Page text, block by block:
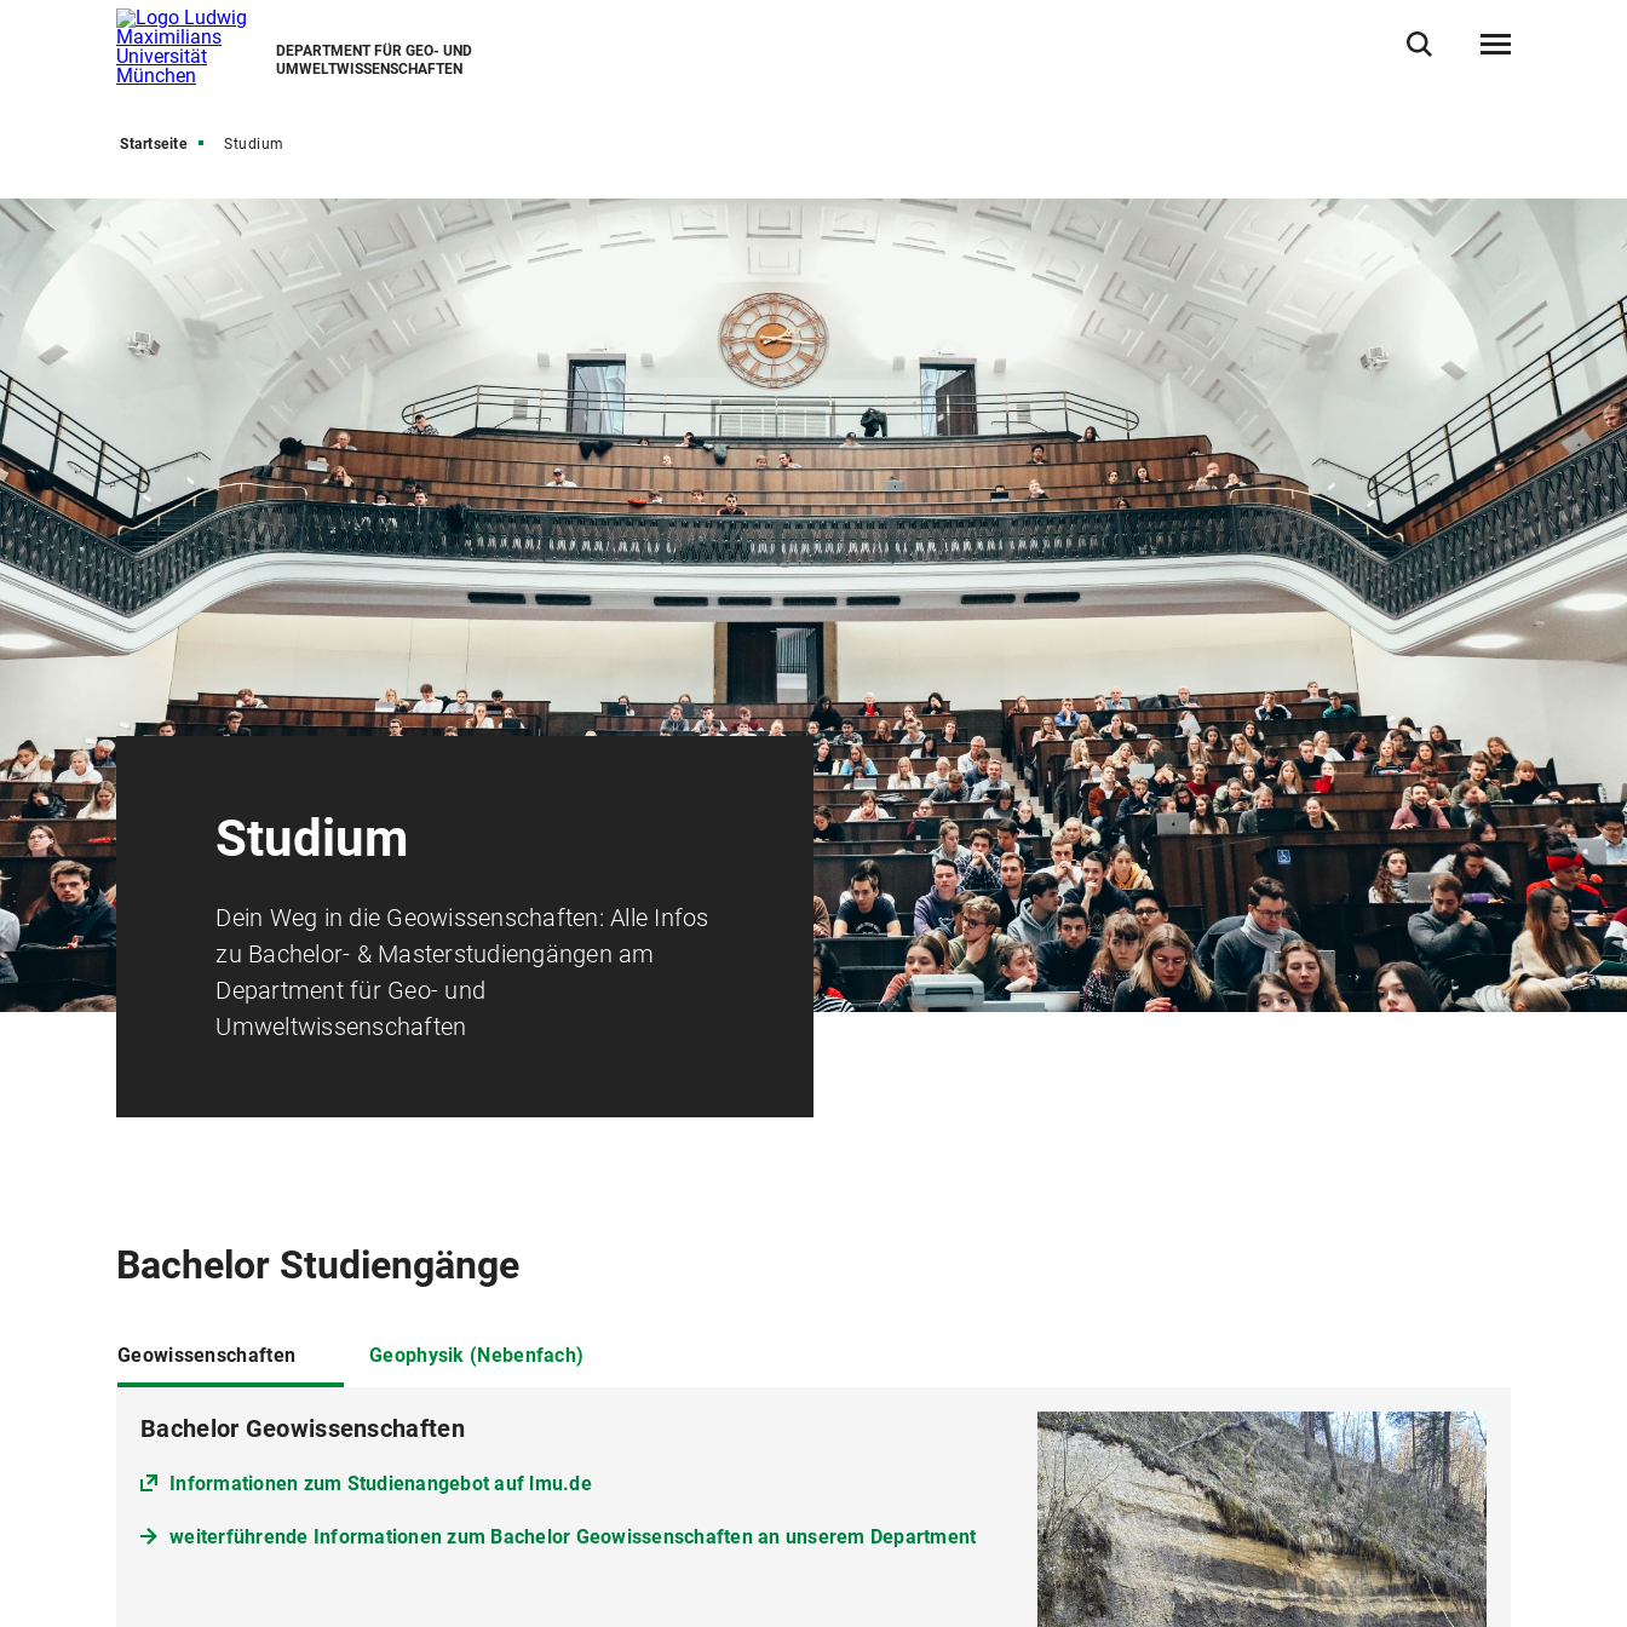
DEPARTMENT FÜR GEO- UND
UMWELTWISSENSCHAFTEN
Startseite Studium
Studium
Dein Weg in die Geowissenschaften: Alle Infos
zu Bachelor- & Masterstudiengängen am
Department für Geo- und
Umweltwissenschaften
Bachelor Studiengänge
Geowissenschaften Geophysik (Nebenfach)
Bachelor Geowissenschaften
Informationen zum Studienangebot auf lmu.de
weiterführende Informationen zum Bachelor Geowissenschaften an unserem Department
Informationen zum Studienangebot auf lmu.de
weiterführende Informationen des Departments